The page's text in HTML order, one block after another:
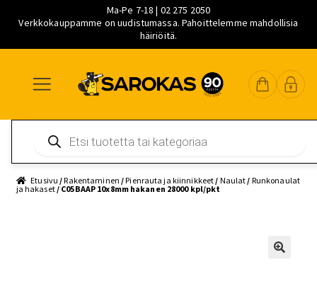
Ma-Pe 7-18 | 02 275 2050
Verkkokauppamme on uudistumassa. Pahoittelemme mahdollisia
häiriöitä.
navigointiin
sisältöön
pääsisältöön
search
Etusivu /Rakentaminen /Pienrauta ja kiinnikkeet / Naulat / Runkonaulat
ja hakaset/ C05BAAP 10x8mm hakanen 28000 kpl/pkt